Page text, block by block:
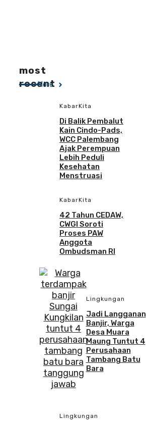
most
recent
More
KabarKita
Di Balik Pembalut
Kain Cindo-Pads,
WCC Palembang
Ajak Perempuan
Lebih Peduli
Kesehatan
Menstruasi
KabarKita
42 Tahun CEDAW,
CWGI Soroti
Proses PAW
Anggota
Ombudsman RI
Lingkungan
Jadi Langganan
Banjir, Warga
Desa Muara
Maung Tuntut 4
Perusahaan
Tambang Batu
Bara
Lingkungan